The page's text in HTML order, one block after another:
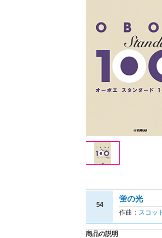
54
蛍の光
作曲： スコッ
商品の説明